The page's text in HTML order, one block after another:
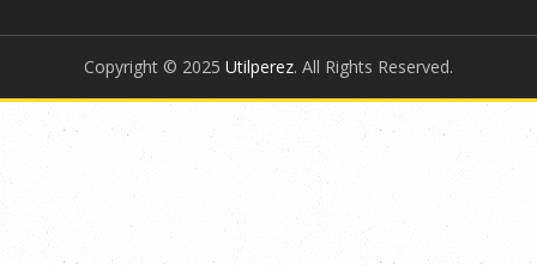
Copyright © 2025 Utilperez. All Rights Reserved.